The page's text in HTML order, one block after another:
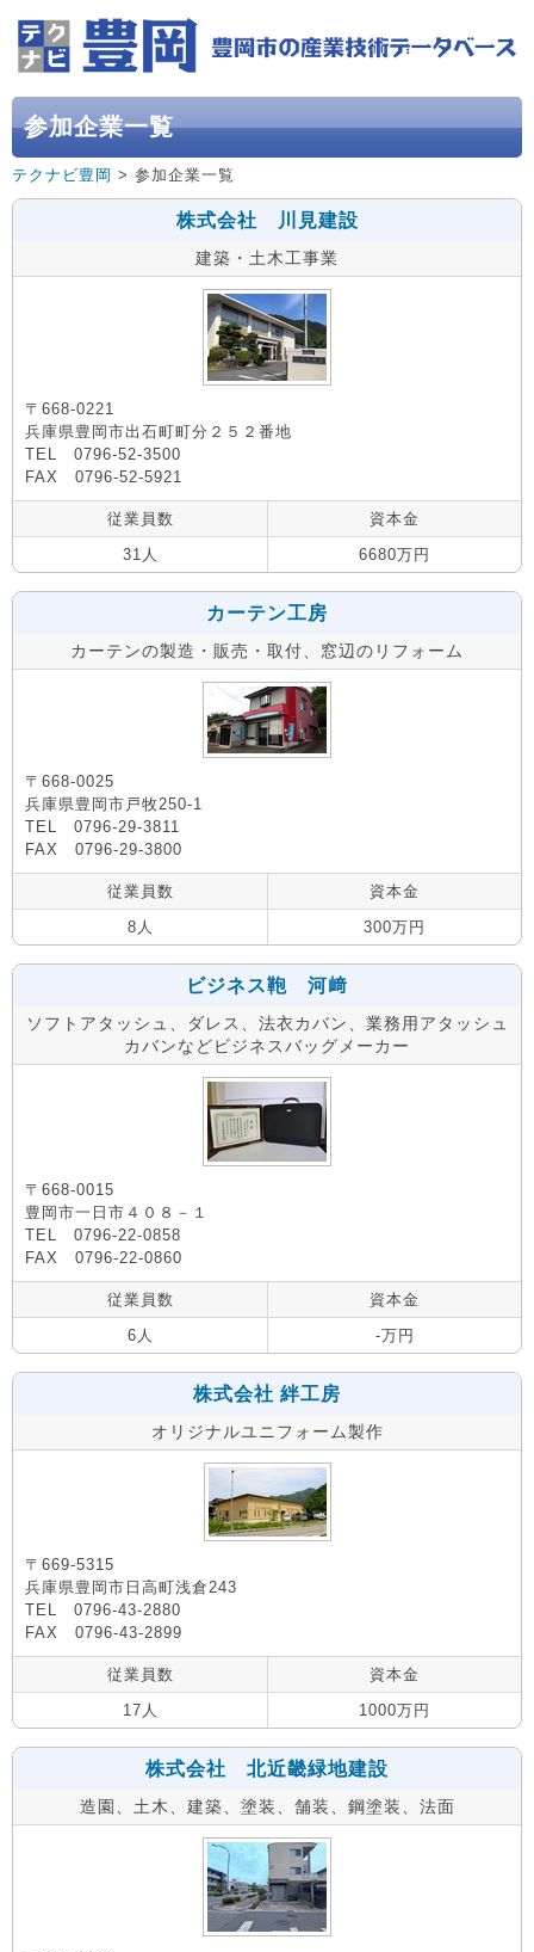
参加企業一覧
テクナビ豊岡 > 参加企業一覧
株式会社 川見建設
建築・土木工事業
〒668-0221
兵庫県豊岡市出石町町分２５２番地
TEL 0796-52-3500
FAX 0796-52-5921
従業員数
資本金
31人
6680万円
カーテン工房
カーテンの製造・販売・取付、窓辺のリフォーム
〒668-0025
兵庫県豊岡市戸牧250-1
TEL 0796-29-3811
FAX 0796-29-3800
従業員数
資本金
8人
300万円
ビジネス鞄 河﨑
ソフトアタッシュ、ダレス、法衣カバン、業務用アタッシュ
カバンなどビジネスバッグメーカー
〒668-0015
豊岡市一日市４０８－１
TEL 0796-22-0858
FAX 0796-22-0860
従業員数
資本金
6人
-万円
株式会社 絆工房
オリジナルユニフォーム製作
〒669-5315
兵庫県豊岡市日高町浅倉243
TEL 0796-43-2880
FAX 0796-43-2899
従業員数
資本金
17人
1000万円
株式会社 北近畿緑地建設
造園、土木、建築、塗装、舗装、鋼塗装、法面